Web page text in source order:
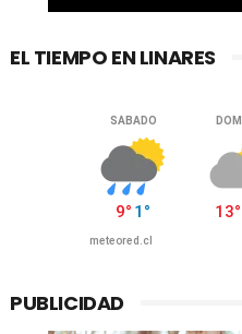
EL TIEMPO EN LINARES
PUBLICIDAD